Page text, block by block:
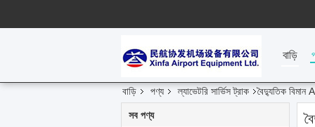
বাড়ি
বাড়ি পণ্য ল্যাভেটরি সার্ভিস ট্রাক বৈদ্যুতিক বিমান
সব পণ্য